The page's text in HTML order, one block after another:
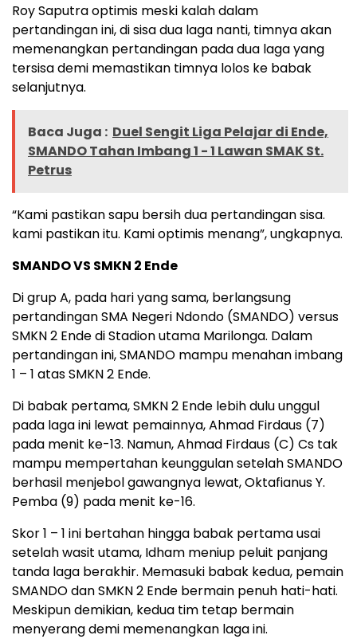
Roy Saputra optimis meski kalah dalam
pertandingan ini, di sisa dua laga nanti, timnya akan
memenangkan pertandingan pada dua laga yang
tersisa demi memastikan timnya lolos ke babak
selanjutnya.
Baca Juga : Duel Sengit Liga Pelajar di Ende,
SMANDO Tahan Imbang 1 - 1 Lawan SMAK St.
Petrus
“Kami pastikan sapu bersih dua pertandingan sisa.
kami pastikan itu. Kami optimis menang”, ungkapnya.
SMANDO VS SMKN 2 Ende
Di grup A, pada hari yang sama, berlangsung
pertandingan SMA Negeri Ndondo (SMANDO) versus
SMKN 2 Ende di Stadion utama Marilonga. Dalam
pertandingan ini, SMANDO mampu menahan imbang
1 – 1 atas SMKN 2 Ende.
Di babak pertama, SMKN 2 Ende lebih dulu unggul
pada laga ini lewat pemainnya, Ahmad Firdaus (7)
pada menit ke-13. Namun, Ahmad Firdaus (C) Cs tak
mampu mempertahan keunggulan setelah SMANDO
berhasil menjebol gawangnya lewat, Oktafianus Y.
Pemba (9) pada menit ke-16.
Skor 1 – 1 ini bertahan hingga babak pertama usai
setelah wasit utama, Idham meniup peluit panjang
tanda laga berakhir. Memasuki babak kedua, pemain
SMANDO dan SMKN 2 Ende bermain penuh hati-hati.
Meskipun demikian, kedua tim tetap bermain
menyerang demi memenangkan laga ini.